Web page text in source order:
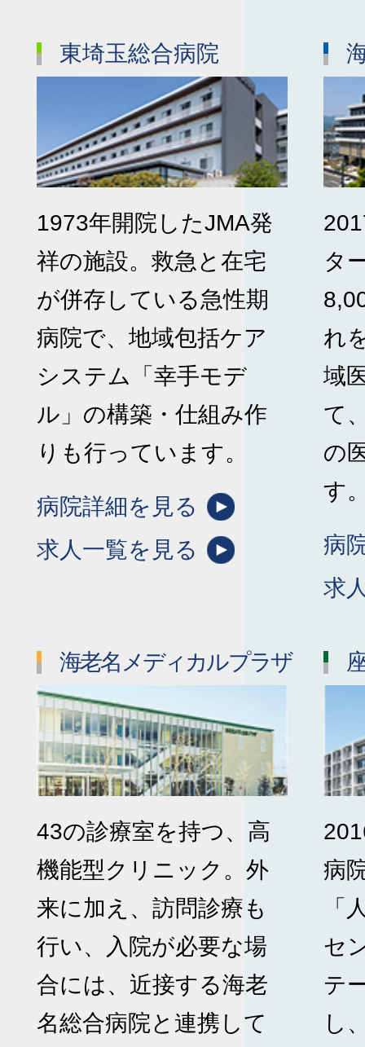
東埼玉総合病院
1973年開院したJMA発
祥の施設。救急と在宅
が併存している急性期
病院で、地域包括ケア
システム「幸手モデ
ル」の構築・仕組み作
りも行っています。
病院詳細を見る
求人一覧を見る
タ
れ
域
て
の
す
病
求
海老名メディカルプラザ
43の診療室を持つ、高
機能型クリニック。外
来に加え、訪問診療も
行い、入院が必要な場
合には、近接する海老
名総合病院と連携して
病
「
セ
テ
し